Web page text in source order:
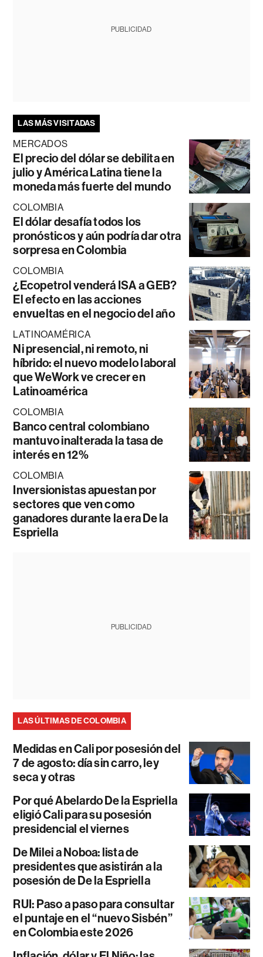
PUBLICIDAD
LAS MÁS VISITADAS
MERCADOS
El precio del dólar se debilita en
julio y América Latina tiene la
moneda más fuerte del mundo
COLOMBIA
El dólar desafía todos los
pronósticos y aún podría dar otra
sorpresa en Colombia
COLOMBIA
¿Ecopetrol venderá ISA a GEB?
El efecto en las acciones
envueltas en el negocio del año
LATINOAMÉRICA
Ni presencial, ni remoto, ni
híbrido: el nuevo modelo laboral
que WeWork ve crecer en
Latinoamérica
COLOMBIA
Banco central colombiano
mantuvo inalterada la tasa de
interés en 12%
COLOMBIA
Inversionistas apuestan por
sectores que ven como
ganadores durante la era De la
Espriella
PUBLICIDAD
LAS ÚLTIMAS DE COLOMBIA
Medidas en Cali por posesión del
7 de agosto: día sin carro, ley
seca y otras
Por qué Abelardo De la Espriella
eligió Cali para su posesión
presidencial el viernes
De Milei a Noboa: lista de
presidentes que asistirán a la
posesión de De la Espriella
RUI: Paso a paso para consultar
el puntaje en el “nuevo Sisbén”
en Colombia este 2026